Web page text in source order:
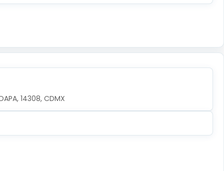
14308, CDMX